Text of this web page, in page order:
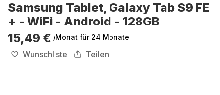
Samsung Tablet, Galaxy Tab S9 FE
+ - WiFi - Android - 128GB
15,49 € /Monat für 24 Monate
Wunschliste Teilen